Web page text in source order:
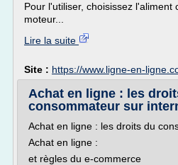
Pour l'utiliser, choisissez l'aliment
moteur...
Lire la suite
Site : https://www.ligne-en-
Achat en ligne : les
consommateur sur
Achat en ligne : les droits du
Achat en ligne :
et règles du e-commerce